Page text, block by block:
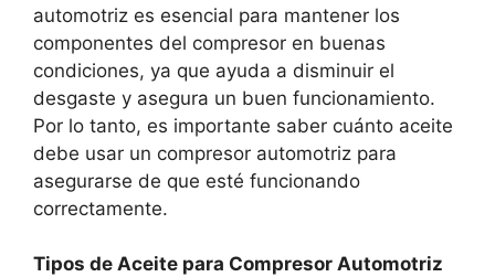
automotriz es esencial para mantener los
componentes del compresor en buenas
condiciones, ya que ayuda a disminuir el
desgaste y asegura un buen funcionamiento.
Por lo tanto, es importante saber cuánto aceite
debe usar un compresor automotriz para
asegurarse de que esté funcionando
correctamente.
Tipos de Aceite para Compresor Automotriz